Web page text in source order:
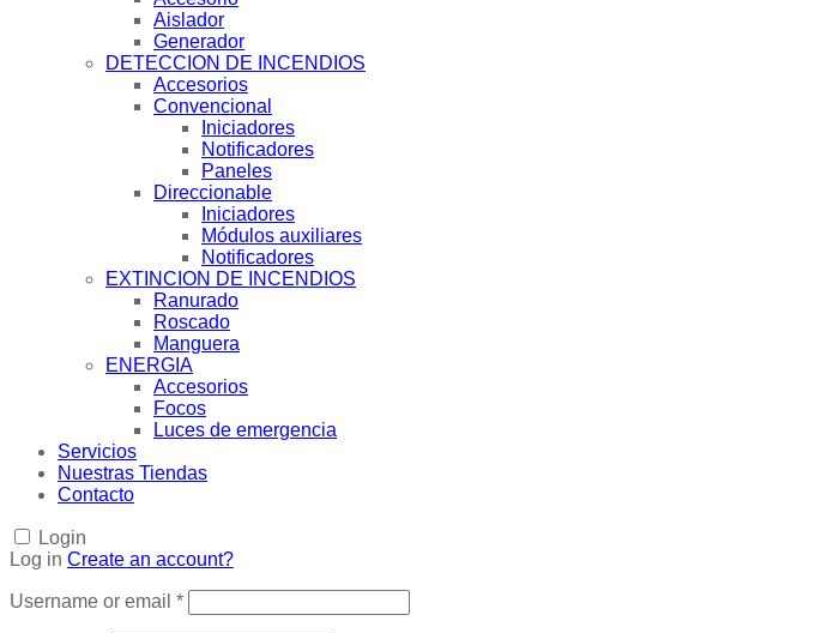
Aislador
Generador
DETECCION DE INCENDIOS
Accesorios
Convencional
Iniciadores
Notificadores
Paneles
Direccionable
Iniciadores
Módulos auxiliares
Notificadores
EXTINCION DE INCENDIOS
Ranurado
Roscado
Manguera
ENERGIA
Accesorios
Focos
Luces de emergencia
Servicios
Nuestras Tiendas
Contacto
Login
Log in Create an account?
Username or email *